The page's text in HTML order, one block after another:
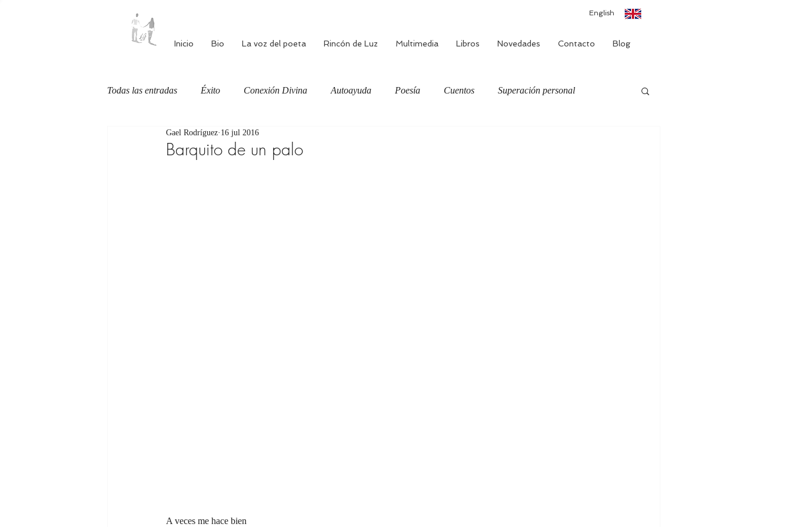
English
Inicio Bio La voz del poeta Rincón de Luz Multimedia Libros Novedades Contacto Blog
Todas las entradas Éxito Conexión Divina Autoayuda Poesía Cuentos Superación personal
Autoestima Alimentación consciente
Barquito de un palo
Gael Rodríguez 16 jul 2016
A veces me hace bien